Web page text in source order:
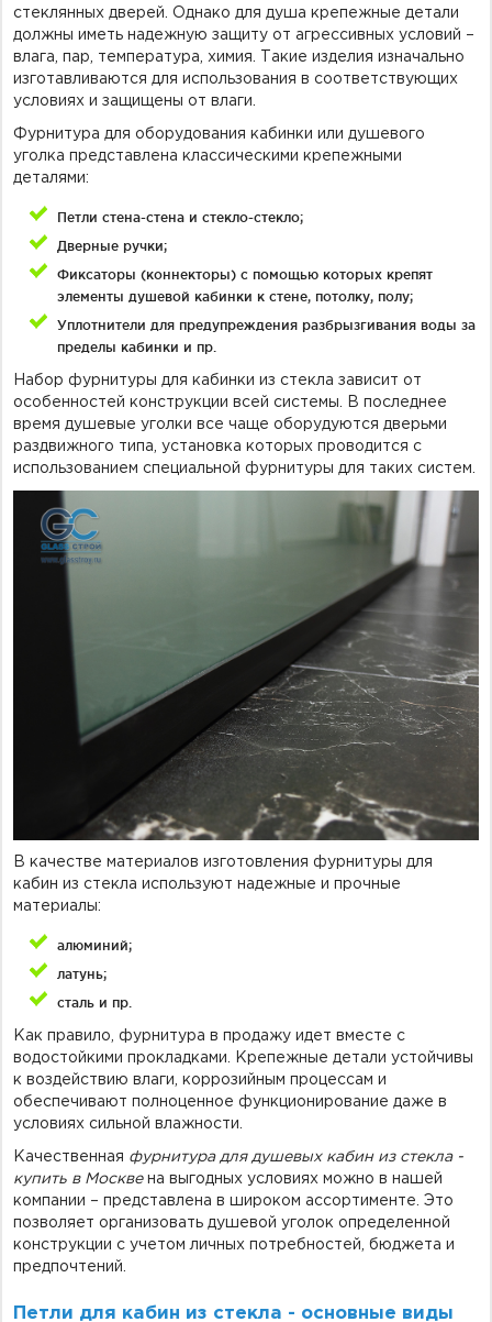
стеклянных дверей. Однако для душа крепежные детали
должны иметь надежную защиту от агрессивных условий –
влага, пар, температура, химия. Такие изделия изначально
изготавливаются для использования в соответствующих
условиях и защищены от влаги.
Фурнитура для оборудования кабинки или душевого
уголка представлена классическими крепежными
деталями:
Петли стена-стена и стекло-стекло;
Дверные ручки;
Фиксаторы (коннекторы) с помощью которых крепят
элементы душевой кабинки к стене, потолку, полу;
Уплотнители для предупреждения разбрызгивания воды за
пределы кабинки и пр.
Набор фурнитуры для кабинки из стекла зависит от
особенностей конструкции всей системы. В последнее
время душевые уголки все чаще оборудуются дверьми
раздвижного типа, установка которых проводится с
использованием специальной фурнитуры для таких систем.
В качестве материалов изготовления фурнитуры для
кабин из стекла используют надежные и прочные
материалы:
алюминий;
латунь;
сталь и пр.
Как правило, фурнитура в продажу идет вместе с
водостойкими прокладками. Крепежные детали устойчивы
к воздействию влаги, коррозийным процессам и
обеспечивают полноценное функционирование даже в
условиях сильной влажности.
Качественная фурнитура для душевых кабин из стекла -
купить в Москвена выгодных условиях можно в нашей
компании – представлена в широком ассортименте. Это
позволяет организовать душевой уголок определенной
конструкции с учетом личных потребностей, бюджета и
предпочтений.
Петли для кабин из стекла - основные виды